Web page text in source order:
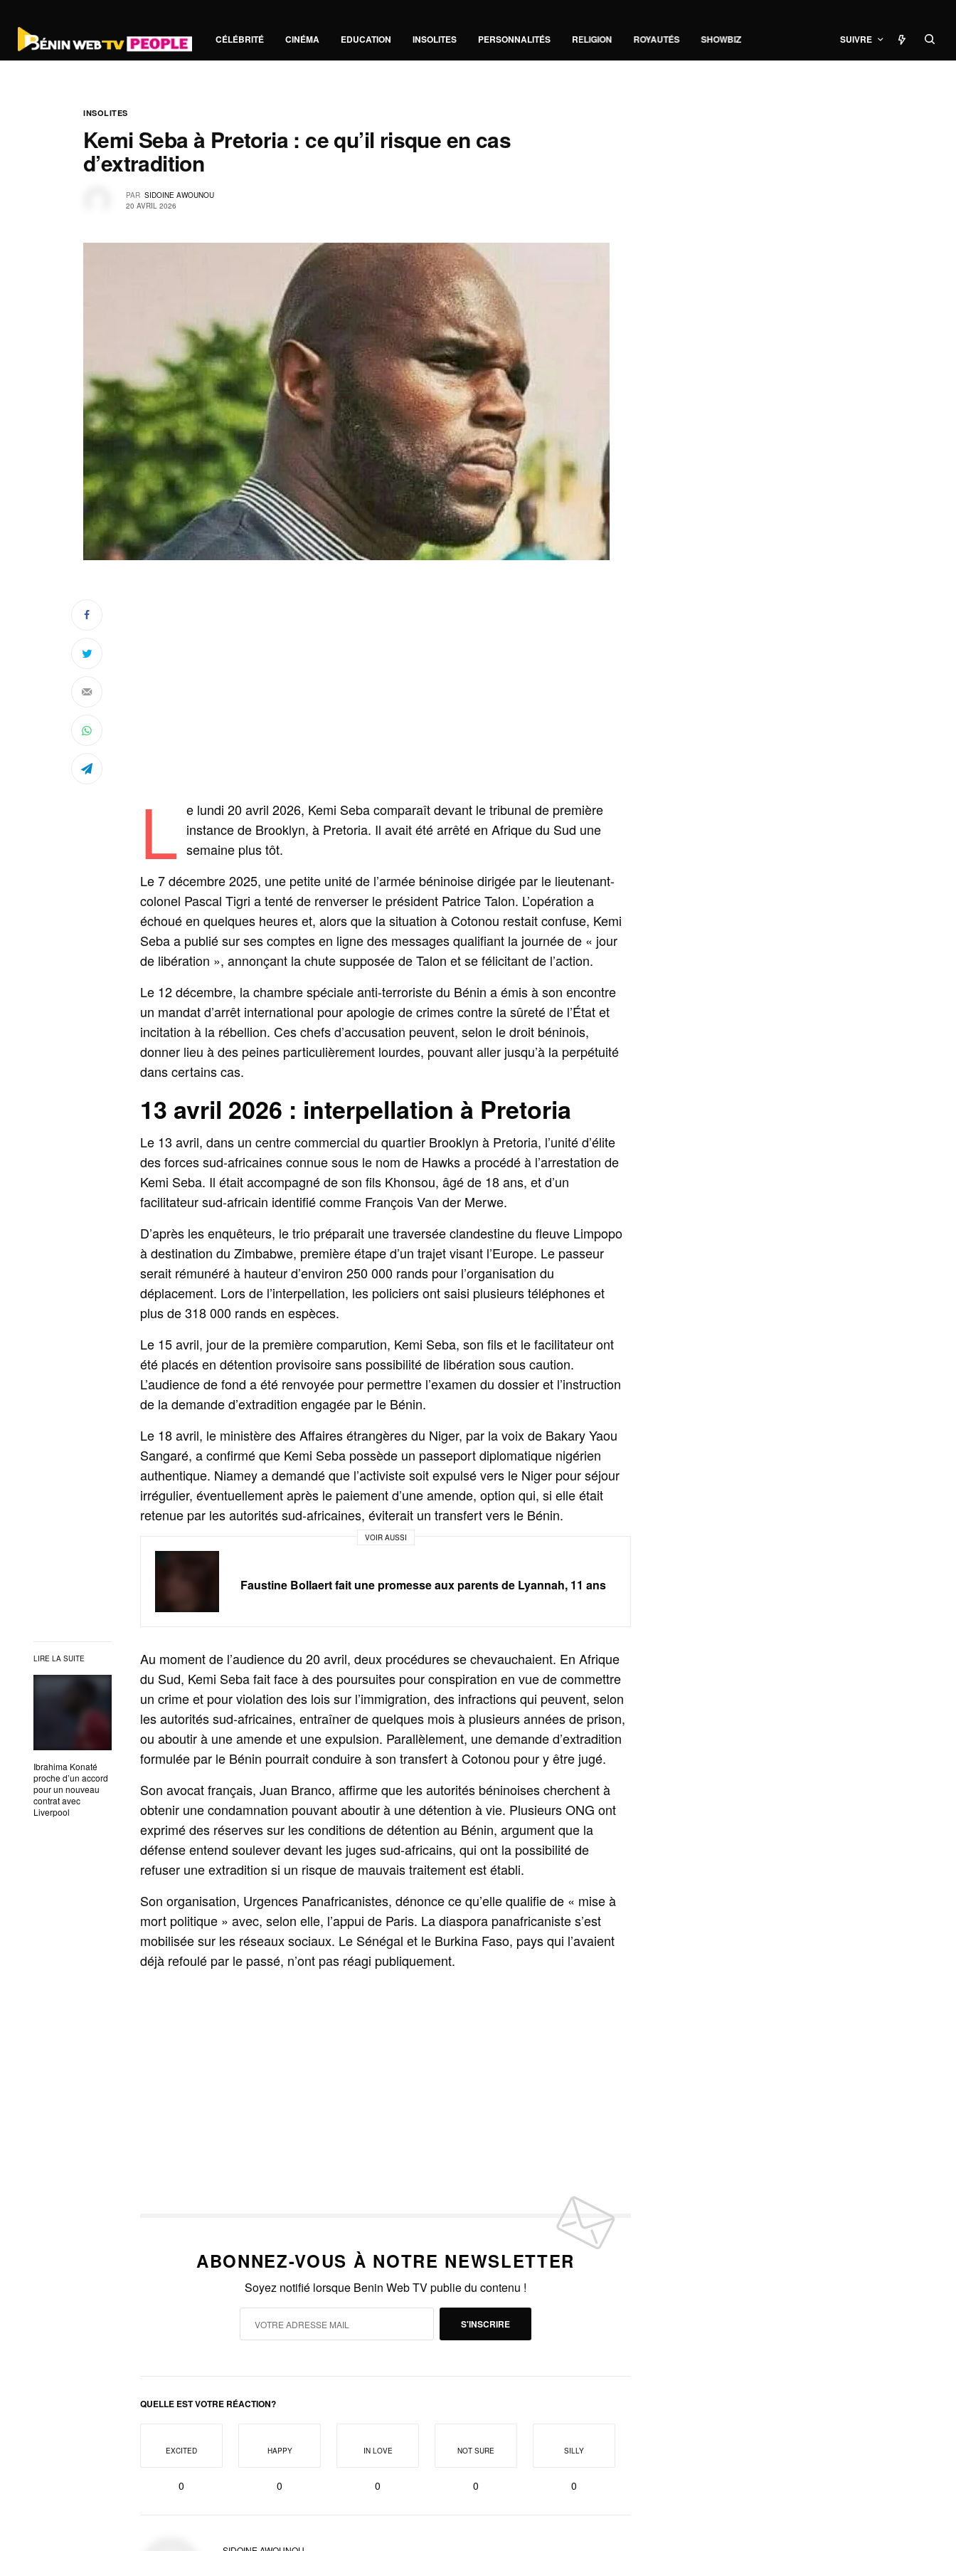
CÉLÉBRITÉ CINÉMA EDUCATION INSOLITES PERSONNALITÉS RELIGION ROYAUTÉS SHOWBIZ SUIVRE
INSOLITES
Kemi Seba à Pretoria : ce qu’il risque en cas
d’extradition
PAR SIDOINE AWOUNOU
20 AVRIL 2026
LIRE LA SUITE
Ibrahima Konaté
proche d’un accord
pour un nouveau
contrat avec
Liverpool
L e lundi 20 avril 2026, Kemi Seba comparaît devant le tribunal de première
instance de Brooklyn, à Pretoria. Il avait été arrêté en Afrique du Sud une
semaine plus tôt.
Le 7 décembre 2025, une petite unité de l’armée béninoise dirigée par le lieutenant-
colonel Pascal Tigri a tenté de renverser le président Patrice Talon. L’opération a
échoué en quelques heures et, alors que la situation à Cotonou restait confuse, Kemi
Seba a publié sur ses comptes en ligne des messages qualifiant la journée de « jour
de libération », annonçant la chute supposée de Talon et se félicitant de l’action.
Le 12 décembre, la chambre spéciale anti-terroriste du Bénin a émis à son encontre
un mandat d’arrêt international pour apologie de crimes contre la sûreté de l’État et
incitation à la rébellion. Ces chefs d’accusation peuvent, selon le droit béninois,
donner lieu à des peines particulièrement lourdes, pouvant aller jusqu’à la perpétuité
dans certains cas.
13 avril 2026 : interpellation à Pretoria
Le 13 avril, dans un centre commercial du quartier Brooklyn à Pretoria, l’unité d’élite
des forces sud-africaines connue sous le nom de Hawks a procédé à l’arrestation de
Kemi Seba. Il était accompagné de son fils Khonsou, âgé de 18 ans, et d’un
facilitateur sud-africain identifié comme François Van der Merwe.
D’après les enquêteurs, le trio préparait une traversée clandestine du fleuve Limpopo
à destination du Zimbabwe, première étape d’un trajet visant l’Europe. Le passeur
serait rémunéré à hauteur d’environ 250 000 rands pour l’organisation du
déplacement. Lors de l’interpellation, les policiers ont saisi plusieurs téléphones et
plus de 318 000 rands en espèces.
Le 15 avril, jour de la première comparution, Kemi Seba, son fils et le facilitateur ont
été placés en détention provisoire sans possibilité de libération sous caution.
L’audience de fond a été renvoyée pour permettre l’examen du dossier et l’instruction
de la demande d’extradition engagée par le Bénin.
Le 18 avril, le ministère des Affaires étrangères du Niger, par la voix de Bakary Yaou
Sangaré, a confirmé que Kemi Seba possède un passeport diplomatique nigérien
authentique. Niamey a demandé que l’activiste soit expulsé vers le Niger pour séjour
irrégulier, éventuellement après le paiement d’une amende, option qui, si elle était
retenue par les autorités sud-africaines, éviterait un transfert vers le Bénin.
VOIR AUSSI
Faustine Bollaert fait une promesse aux parents de Lyannah, 11 ans
Au moment de l’audience du 20 avril, deux procédures se chevauchaient. En Afrique
du Sud, Kemi Seba fait face à des poursuites pour conspiration en vue de commettre
un crime et pour violation des lois sur l’immigration, des infractions qui peuvent, selon
les autorités sud-africaines, entraîner de quelques mois à plusieurs années de prison,
ou aboutir à une amende et une expulsion. Parallèlement, une demande d’extradition
formulée par le Bénin pourrait conduire à son transfert à Cotonou pour y être jugé.
Son avocat français, Juan Branco, affirme que les autorités béninoises cherchent à
obtenir une condamnation pouvant aboutir à une détention à vie. Plusieurs ONG ont
exprimé des réserves sur les conditions de détention au Bénin, argument que la
défense entend soulever devant les juges sud-africains, qui ont la possibilité de
refuser une extradition si un risque de mauvais traitement est établi.
Son organisation, Urgences Panafricanistes, dénonce ce qu’elle qualifie de « mise à
mort politique » avec, selon elle, l’appui de Paris. La diaspora panafricaniste s’est
mobilisée sur les réseaux sociaux. Le Sénégal et le Burkina Faso, pays qui l’avaient
déjà refoulé par le passé, n’ont pas réagi publiquement.
ABONNEZ-VOUS À NOTRE NEWSLETTER
Soyez notifié lorsque Benin Web TV publie du contenu !
S'INSCRIRE
QUELLE EST VOTRE RÉACTION?
EXCITED
0
HAPPY
0
IN LOVE
0
NOT SURE
0
SILLY
0